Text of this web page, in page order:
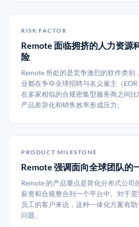
RISK FACTOR
Remote 面临拥挤的人力资源
险
Remote 所处的是竞争激烈的软件类别
业都在争夺全球招聘与名义雇主（
在多家相似的合规密集型服务商之间比
产品差异化和销售效率形成压力。
PRODUCT MILESTONE
Remote 强调面向全球团队的
Remote 的产品重点是简化分布式公司
薪资和合规整合到一个平台中。对于
员工的客户来说，这种一体化方案有
问题。